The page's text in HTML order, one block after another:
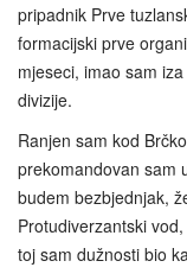
pripadnik Prve
formacijski prve
mjeseci, imao sam
divizije.
Ranjen sam kod
prekomandovan sam
budem bezbjednjak,
Protudiverzantski
toj sam dužnosti bio